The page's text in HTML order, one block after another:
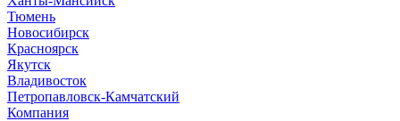
Тюмень
Новосибирск
Красноярск
Якутск
Владивосток
Петропавловск-Камчатский
Компания